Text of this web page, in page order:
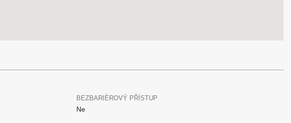
BEZBARIÉROVÝ PŘÍSTUP
Ne